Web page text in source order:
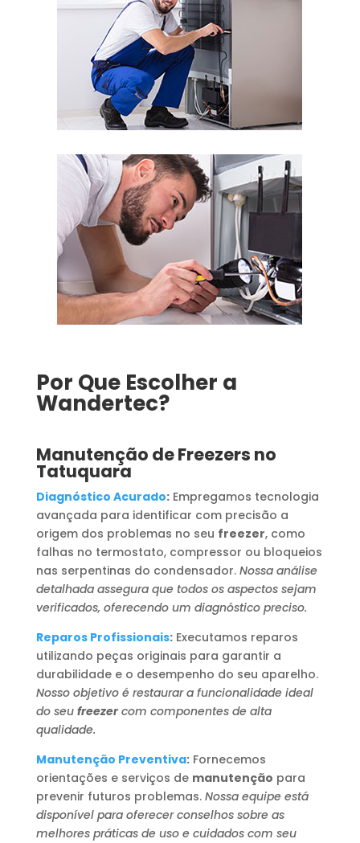
Por Que Escolher a
Wandertec?
Manutenção de Freezers no
Tatuquara
Diagnóstico Acurado:Empregamos tecnologia
avançada para identificar com precisão a
origem dos problemas no seu freezer, como
falhas no termostato, compressor ou bloqueios
nas serpentinas do condensador. Nossa análise
detalhada assegura que todos os aspectos sejam
verificados, oferecendo um diagnóstico preciso.
Reparos Profissionais:Executamos reparos
utilizando peças originais para garantir a
durabilidade e o desempenho do seu aparelho.
Nosso objetivo é restaurar a funcionalidade ideal
do seu freezercom componentes de alta
qualidade.
Manutenção Preventiva:Fornecemos
orientações e serviços de manutenção para
prevenir futuros problemas. Nossa equipe está
disponível para oferecer conselhos sobre as
melhores práticas de uso e cuidados com seu